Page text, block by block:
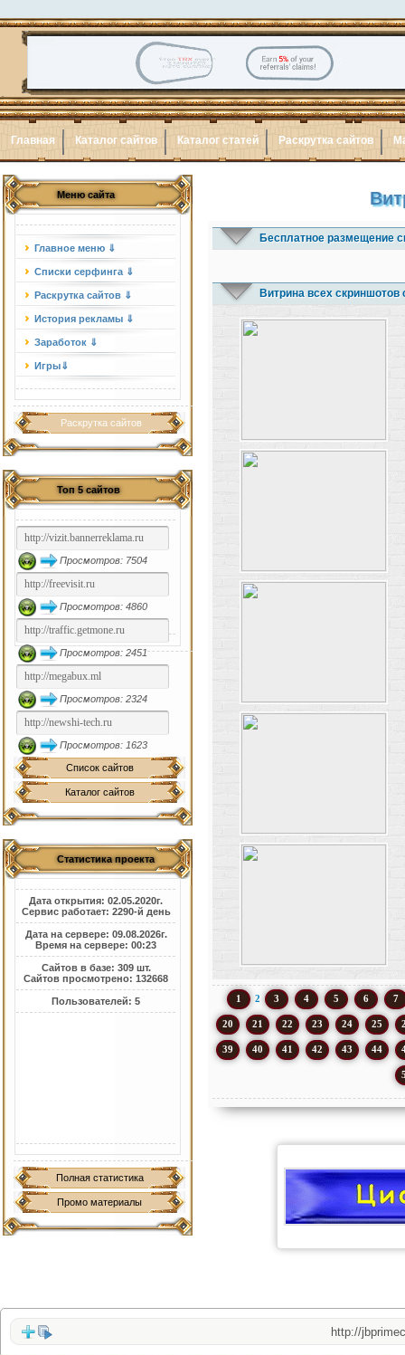
Главная Каталог сайтов Каталог статей Раскрутка сайтов
Меню сайта
Главное меню ⇓
Списки серфинга ⇓
Раскрутка сайтов ⇓
История рекламы ⇓
Заработок ⇓
Игры⇓
Раскрутка сайтов
Топ 5 сайтов
Просмотров: 7504
Просмотров: 4860
Просмотров: 2451
Просмотров: 2324
Просмотров: 1623
Список сайтов
Каталог сайтов
Статистика проекта
Дата открытия: 02.05.2020г.
Сервис работает: 2290-й день
Дата на сервере: 09.08.2026г.
Время на сервере: 00:23
Сайтов в базе: 309 шт.
Сайтов просмотрено: 132668
Пользователей: 5
Полная статистика
Промо материалы
Бесплатное размещение
Витрина всех скриншотов
1 2 3 4 5 6 7
20 21 22 23 24 25
39 40 41 42 43 44
http://